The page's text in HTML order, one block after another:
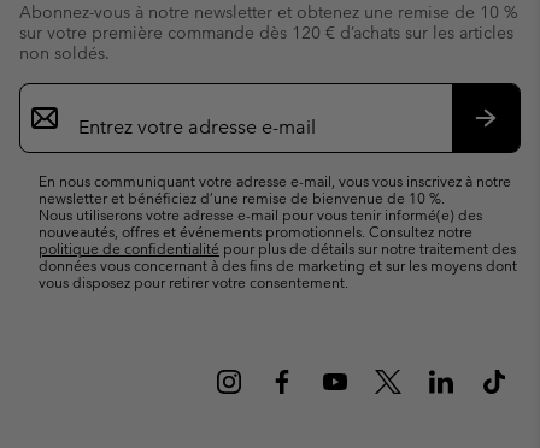
Abonnez-vous à notre newsletter et obtenez une remise de 10 %
sur votre première commande dès 120 € d’achats sur les articles
non soldés.
Inscription
par
e-
En nous communiquant votre adresse e-mail, vous vous inscrivez à notre
newsletter et bénéficiez d’une remise de bienvenue de 10 %.
Nous utiliserons votre adresse e-mail pour vous tenir informé(e) des
nouveautés, offres et événements promotionnels. Consultez notre
politique de confidentialité pour plus de détails sur notre traitement des
données vous concernant à des fins de marketing et sur les moyens dont
vous disposez pour retirer votre consentement.